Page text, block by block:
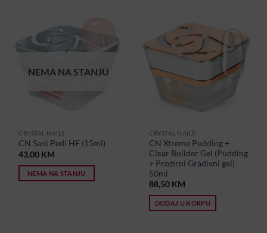
NEMA NA STANJU
CRYSTAL NAILS
CN Sani Pedi HF (15ml)
43,00 KM
NEMA NA STANJU
CRYSTAL NAILS
CN Xtreme Pudding +
Clear Builder Gel (Pudding
+ Prozirni Gradivni gel)
50ml
88,50 KM
DODAJ U KORPU